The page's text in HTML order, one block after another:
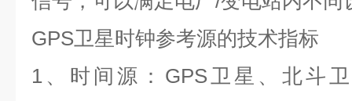
GPS卫星时钟参考源的技术指标
1 、时间源： GPS卫星、北斗